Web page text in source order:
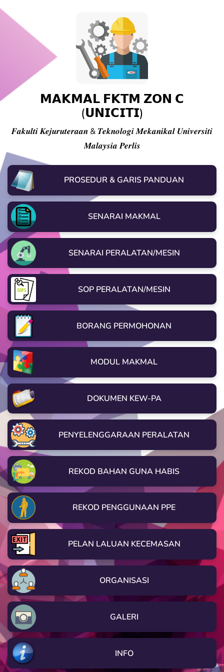
𝗠𝗔𝗞𝗠𝗔𝗟 𝗙𝗞𝗧𝗠 𝗭𝗢𝗡 𝗖
(𝗨𝗡𝗜𝗖𝗜𝗧𝗜)
𝑭𝒂𝒌𝒖𝒍𝒕𝒊 𝑲𝒆𝒋𝒖𝒓𝒖𝒕𝒆𝒓𝒂𝒂𝒏 & 𝑻𝒆𝒌𝒏𝒐𝒍𝒐𝒈𝒊 𝑴𝒆𝒌𝒂𝒏𝒊𝒌𝒂𝒍 𝑼𝒏𝒊𝒗𝒆𝒓𝒔𝒊𝒕𝒊
𝑴𝒂𝒍𝒂𝒚𝒔𝒊𝒂 𝑷𝒆𝒓𝒍𝒊𝒔
PROSEDUR & GARIS PANDUAN
SENARAI MAKMAL
SENARAI PERALATAN/MESIN
SOP PERALATAN/MESIN
BORANG PERMOHONAN
MODUL MAKMAL
DOKUMEN KEW-PA
PENYELENGGARAAN PERALATAN
REKOD BAHAN GUNA HABIS
REKOD PENGGUNAAN PPE
PELAN LALUAN KECEMASAN
ORGANISASI
GALERI
INFO